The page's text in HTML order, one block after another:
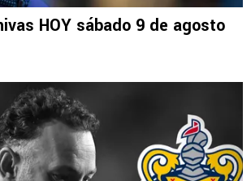
HOY sábado 9 de agosto